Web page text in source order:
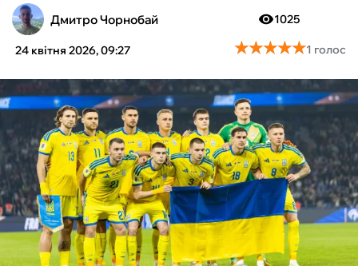
ТЕНІС
КІБЕРСПОРТ
ЧС-2026
ФУТЗАЛ
ІНШІ
БУКМЕКЕРИ
Дмитро Чорнобай
24 квітня 2026, 09:27
1025
★★★★★
★★★★★1 голос